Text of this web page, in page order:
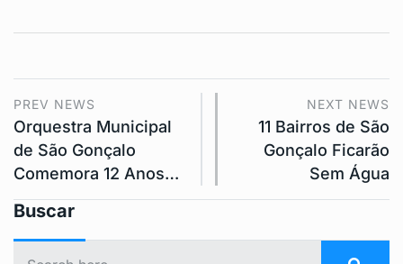
PREV NEWS
Orquestra Municipal
de São Gonçalo
Comemora 12 Anos…
NEXT NEWS
11 Bairros de São
Gonçalo Ficarão
Sem Água
Buscar